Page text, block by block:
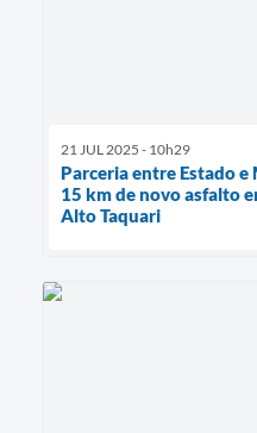
21 JUL 2025 - 10h29
Parceria entre Estado
15 km de novo asfalto
Alto Taquari